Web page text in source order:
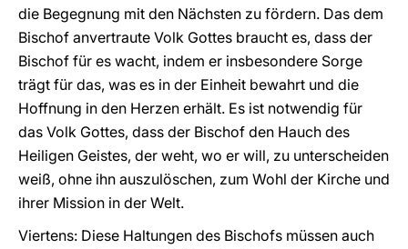
die Begegnung mit den Nächsten zu fördern. Das dem
Bischof anvertraute Volk Gottes braucht es, dass der
Bischof für es wacht, indem er insbesondere Sorge
trägt für das, was es in der Einheit bewahrt und die
Hoffnung in den Herzen erhält. Es ist notwendig für
das Volk Gottes, dass der Bischof den Hauch des
Heiligen Geistes, der weht, wo er will, zu unterscheiden
weiß, ohne ihn auszulöschen, zum Wohl der Kirche und
ihrer Mission in der Welt.
Viertens: Diese Haltungen des Bischofs müssen auch